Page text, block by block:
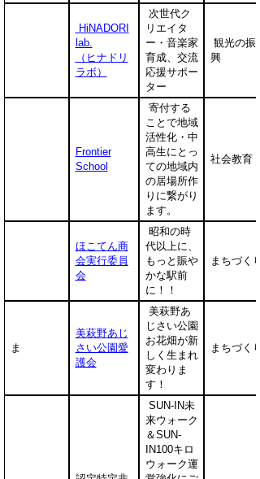
HiNADORI
lab.
（ヒナドリ
ラボ）
次世代ク
リエイタ
ー・音楽家
育成、交流
応援サポー
ター
観光の振
興
Frontier
School
寄付する
ことで地域
活性化・中
高生にとっ
ての地域内
の居場所作
りに繋がり
ます。
社会教育
ほこてん商
会実行委員
会
昭和の時
代以上に、
もっと賑や
かな駅前
に！！
まちづくり
ま
美萩野あじ
さい公園愛
護会
美萩野あ
じさい公園
お花畑が新
しく生まれ
変わりま
す！
まちづくり
SUN-IN未
来ウォーク
＆SUN-
IN100キロ
ウォーク運